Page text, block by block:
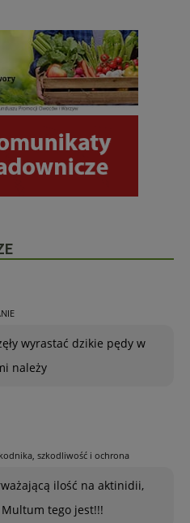
wyrastać dzikie pędy w
należy
szkodliwość i ochrona
ilość na aktinidii,
tego jest!!!